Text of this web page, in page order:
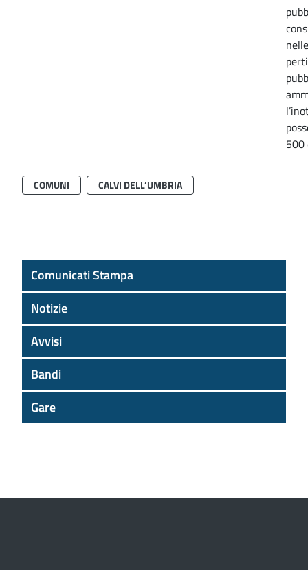
500
COMUNI CALVI DELL’UMBRIA
Comunicati Stampa
Notizie
Avvisi
Bandi
Gare